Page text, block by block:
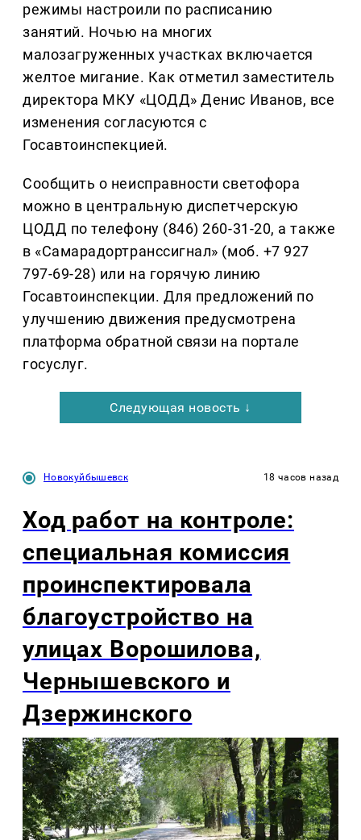
режимы настроили по расписанию
занятий. Ночью на многих
малозагруженных участках включается
желтое мигание. Как отметил заместитель
директора МКУ «ЦОДД» Денис Иванов, все
изменения согласуются с
Госавтоинспекцией.
Сообщить о неисправности светофора
можно в центральную диспетчерскую
ЦОДД по телефону (846) 260-31-20, а также
в «Самарадортранссигнал» (моб. +7 927
797-69-28) или на горячую линию
Госавтоинспекции. Для предложений по
улучшению движения предусмотрена
платформа обратной связи на портале
госуслуг.
Следующая новость ↓
Новокуйбышевск 18 часов назад
Ход работ на контроле:
специальная комиссия
проинспектировала
благоустройство на
улицах Ворошилова,
Чернышевского и
Дзержинского